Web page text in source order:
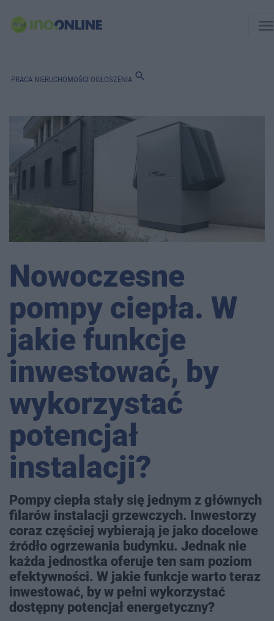
PRACA NIERUCHOMOŚCI OGŁOSZENIA search
Nowoczesne
pompy ciepła. W
jakie funkcje
inwestować, by
wykorzystać
potencjał
instalacji?
Pompy ciepła stały się jednym z głównych
filarów instalacji grzewczych. Inwestorzy
coraz częściej wybierają je jako docelowe
źródło ogrzewania budynku. Jednak nie
każda jednostka oferuje ten sam poziom
efektywności. W jakie funkcje warto teraz
inwestować, by w pełni wykorzystać
dostępny potencjał energetyczny?